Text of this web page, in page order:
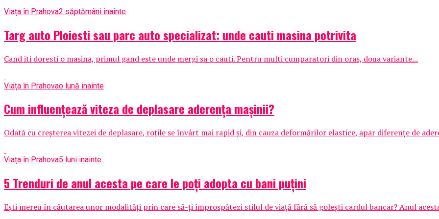
Viața în Prahova2 săptămâni inainte
Targ auto Ploiesti sau parc auto specializat: unde cauti masina potrivita
Cand iti doresti o masina, primul gand este unde mergi sa o cauti. Pentru multi cumparatori din oras, doua variante...
Viața în Prahovao lună inainte
Cum influențează viteza de deplasare aderența mașinii?
Odată cu creșterea vitezei de deplasare, roțile se învârt mai rapid și, din cauza deformărilor elastice, apar diferențe de
Viața în Prahova5 luni inainte
5 Trenduri de anul acesta pe care le poți adopta cu bani puțini
Ești mereu în căutarea unor modalități prin care să-ți împrospătezi stilul de viață fără să golești cardul bancar? Anul